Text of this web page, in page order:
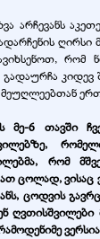
არჩევანს
ღირსი
რომ
კიდევ
მეუღლეებთან
მე-6 თავში
რომ
ცოლად, ვისაც
ცოდვის